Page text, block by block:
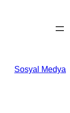
Sosyal Medya